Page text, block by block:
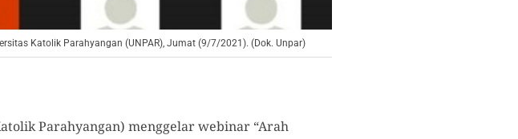
Katolik Parahyangan (UNPAR), Jumat (9/7/2021). (Dok. Unpar)
Parahyangan) menggelar webinar “Arah